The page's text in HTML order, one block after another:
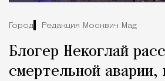
Город Редакция Москвич Mag
Блогер Некоглай
смертельной аварии,